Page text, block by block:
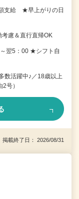
支給 ★早上がりの日
慮＆直行直帰OK
翌5：00 ★シフト自
数活躍中♪／18歳以上
号）
載終了日： 2026/08/31